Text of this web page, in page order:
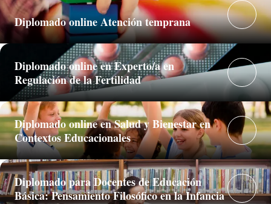
Diplomado online Atención temprana
Diplomado online en Experto/a en
Regulación de la Fertilidad
Diplomado online en Salud y Bienestar en
Contextos Educacionales
Diplomado para Docentes de Educación
Básica: Pensamiento Filosófico en la Infancia